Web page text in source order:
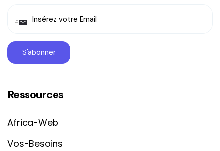
Ressources
Africa-Web
Vos-Besoins